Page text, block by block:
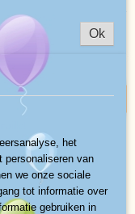
vol of leeg
Ok
het
personaliseren van
we onze sociale
tot informatie over
gebruiken in